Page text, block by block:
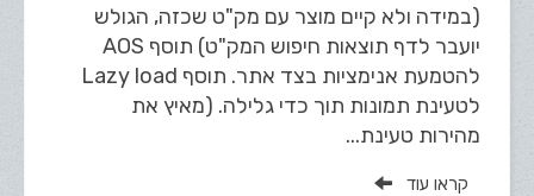
(במידה ולא קיים מוצר עם מק"ט שכזה, הגולש
יועבר לדף תוצאות חיפוש המק"ט) תוסף AOS
להטמעת אנימציות בצד אתר. תוסף Lazy load
לטעינת תמונות תוך כדי גלילה. (מאיץ את
מהירות טעינת...
קראו עוד